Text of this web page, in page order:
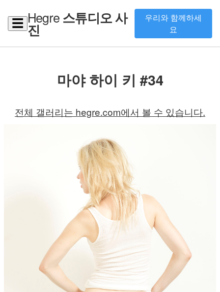
☰ Hegre스튜디오 사
진
우리와 함께하세
요
마야 하이 키 #34
전체 갤러리는 hegre.com에서 볼 수 있습니다.